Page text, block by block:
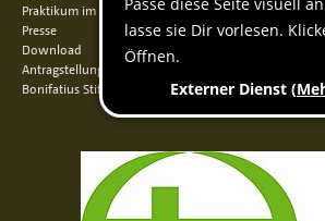
Praktikum im Norden
Presse
Download
Antragstellung
Bonifatius Stiftungszentrum